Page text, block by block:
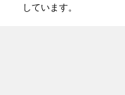
しています。